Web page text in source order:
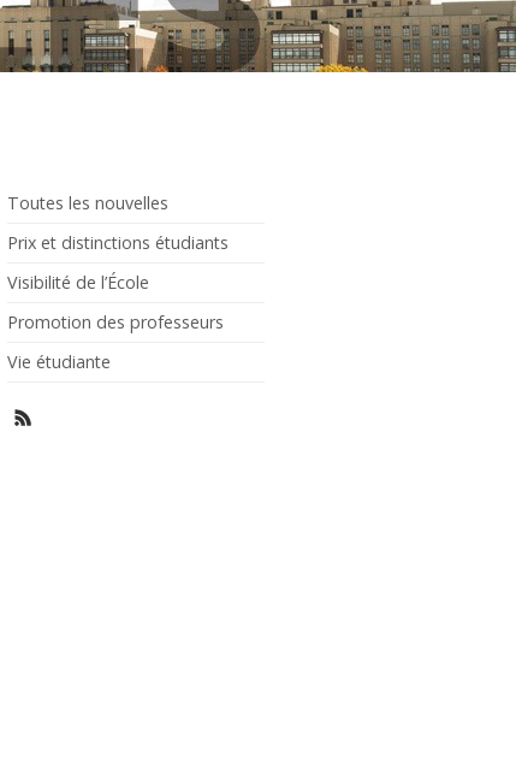
Toutes les nouvelles
Prix et distinctions étudiants
Visibilité de l’École
Promotion des professeurs
Vie étudiante